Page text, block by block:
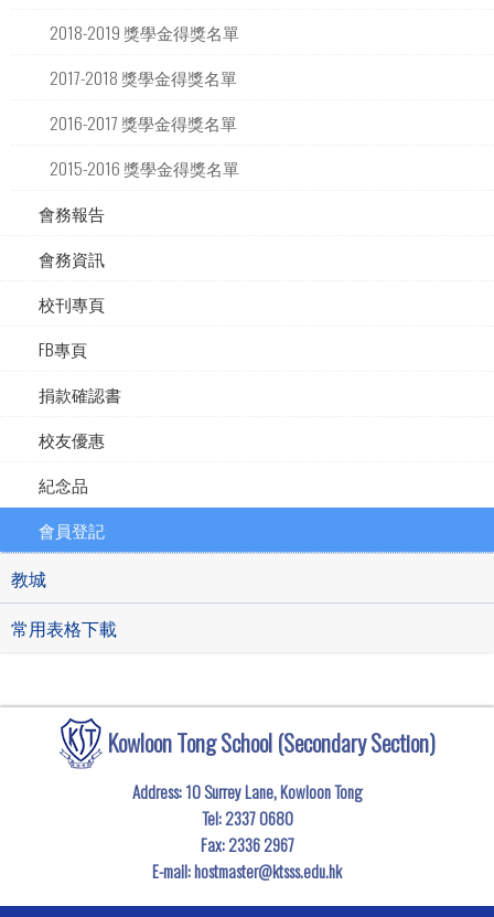
2018-2019 獎學金得獎名單
2017-2018 獎學金得獎名單
2016-2017 獎學金得獎名單
2015-2016 獎學金得獎名單
會務報告
會務資訊
校刊專頁
FB專頁
捐款確認書
校友優惠
紀念品
會員登記
教城
常用表格下載
Kowloon Tong School (Secondary Section)
Address: 10 Surrey Lane, Kowloon Tong
Tel:2337 0680
Fax:2336 2967
E-mail:hostmaster@ktsss.edu.hk